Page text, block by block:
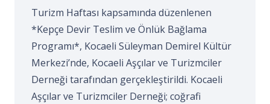
Turizm Haftası kapsamında düzenlenen
*Kepçe Devir Teslim ve Önlük Bağlama
Programı*, Kocaeli Süleyman Demirel Kültür
Merkezi’nde, Kocaeli Aşçılar ve Turizmciler
Derneği tarafından gerçekleştirildi. Kocaeli
Aşçılar ve Turizmciler Derneği; coğrafi